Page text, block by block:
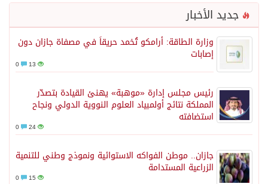
جديد الأخبار
وزارة الطاقة: أرامكو تُخمد حريقاً في مصفاة جازان دون
إصابات
13
رئيس مجلس إدارة «موهبة» يهنئ القيادة بتصدّر
المملكة نتائج أولمبياد العلوم النووية الدولي ونجاح
استضافته
24
جازان.. موطن الفواكه الاستوائية ونموذج وطني للتنمية
الزراعية المستدامة
15